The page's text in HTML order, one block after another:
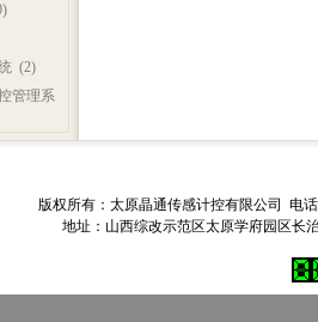
(2)
管理系
版权所有：太原晶通传感计控有限公司 电
地址：山西综改示范区太原学府园区长